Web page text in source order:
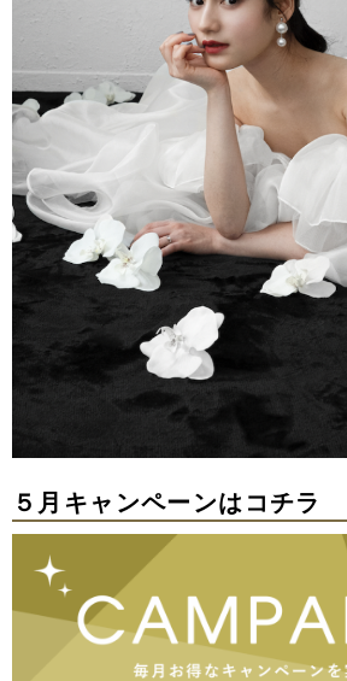
５月キャンペーンはコチラ